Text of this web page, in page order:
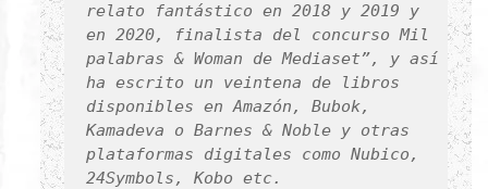
relato fantástico en 2018 y 2019 y
en 2020, finalista del concurso Mil
palabras & Woman de Mediaset”, y así
ha escrito un veintena de libros
disponibles en Amazón, Bubok,
Kamadeva o Barnes & Noble y otras
plataformas digitales como Nubico,
24Symbols, Kobo etc.